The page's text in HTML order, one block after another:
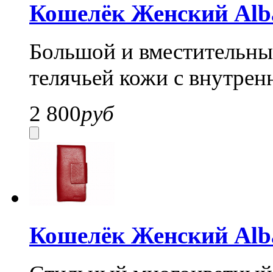
Кошелёк Женский
Большой и
телячьей кожи с
2 800руб
Кошелёк Женский